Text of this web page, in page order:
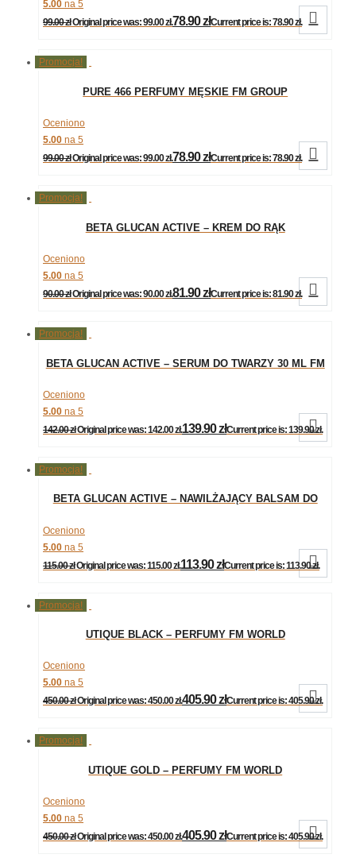
5.00 na 5
99.00zł Original price was: 99.00 zł.78.90złCurrent price is: 78.90 zł. 
Promocja!
PURE 466 PERFUMY MĘSKIE FM GROUP
Oceniono
5.00 na 5
99.00złOriginal price was: 99.00 zł.78.90złCurrent price is: 78.90 zł. 
Promocja!
BETA GLUCAN ACTIVE – KREM DO RĄK
REGENERUJĄCO-ODŻYWCZY 50 ML FM GROUP
Oceniono
5.00 na 5
90.00złOriginal price was: 90.00 zł.81.90złCurrent price is: 81.90 zł. 
Promocja!
BETA GLUCAN ACTIVE – SERUM DO TWARZY 30 ML FM
Oceniono
5.00 na 5
142.00złOriginal price was: 142.00 zł.139.90złCurrent price is: 139.90 zł.

Promocja!
BETA GLUCAN ACTIVE – NAWILŻAJĄCY BALSAM DO
Oceniono
5.00 na 5
115.00złOriginal price was: 115.00 zł.113.90złCurrent price is: 113.90 zł.

Promocja!
UTIQUE BLACK – PERFUMY FM WORLD
Oceniono
5.00 na 5
450.00zł Original price was: 450.00 zł.405.90złCurrent price is: 405.90 zł.

Promocja!
UTIQUE GOLD – PERFUMY FM WORLD
Oceniono
5.00 na 5
450.00zł Original price was: 450.00 zł.405.90złCurrent price is: 405.90 zł.
